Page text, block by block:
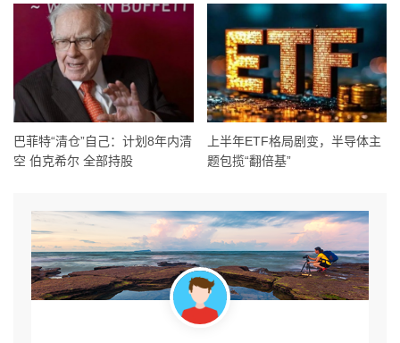
巴菲特“清仓”自己：计划8年内清
空 伯克希尔 全部持股
上半年ETF格局剧变，半导体主
题包揽“翻倍基”